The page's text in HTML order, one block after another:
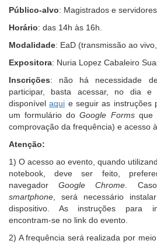
acessibilidade
pessoas
com
visão.
Público-alvo: Magistrados e
Horário: das 14h às 16h.
Modalidade: EaD (transmissão ao
Expositora: Nuria Lopez Cabaleiro
Inscrições: não há necessidade
participar, basta acessar, no dia
disponívelaqui e seguir as instruções
um formulário doGoogle Formsque
comprovação da frequência) e acesso
Atenção:
1) O acesso ao evento, quando
notebook, deve ser feito,
navegadorGoogle Chrome.
smartphone, será necessário
dispositivo. As instruções para
encontram-se no link do evento.
2) A frequência será realizada por